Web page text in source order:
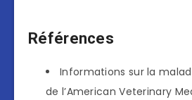
Références
Informations sur la
de l’American Veterinary